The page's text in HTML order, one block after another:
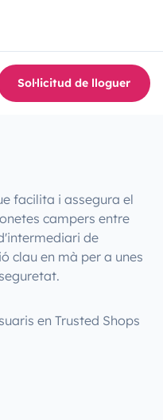
Sol·licitud de lloguer
facilita i assegura el
campers entre
de
clau en mà per a unes
en Trusted Shops